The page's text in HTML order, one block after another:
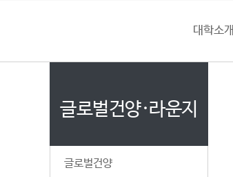
대학소개
글로벌건양·라운지
글로벌건양
이